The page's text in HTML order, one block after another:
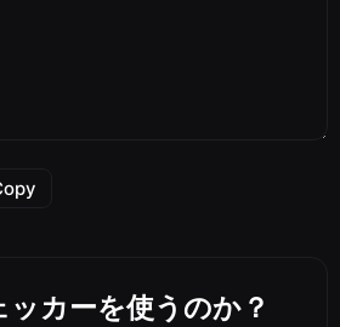
カーを使うのか？